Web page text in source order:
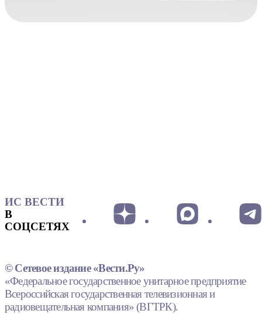
ИС ВЕСТИ
В
СОЦСЕТЯХ
© Сетевое издание «Вести.Ру»
«Федеральное государственное унитарное предприятие
Всероссийская государственная телевизионная и
радиовещательная компания» (ВГТРК).